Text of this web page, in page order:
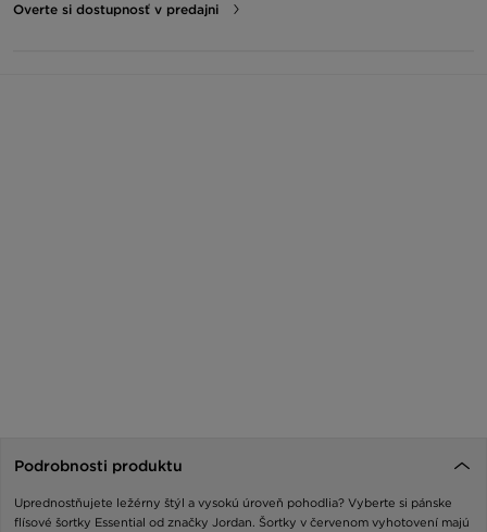
Overte si dostupnosť v predajni
Podrobnosti produktu
Uprednostňujete ležérny štýl a vysokú úroveň pohodlia? Vyberte si pánske
flísové šortky Essential od značky Jordan. Šortky v červenom vyhotovení majú